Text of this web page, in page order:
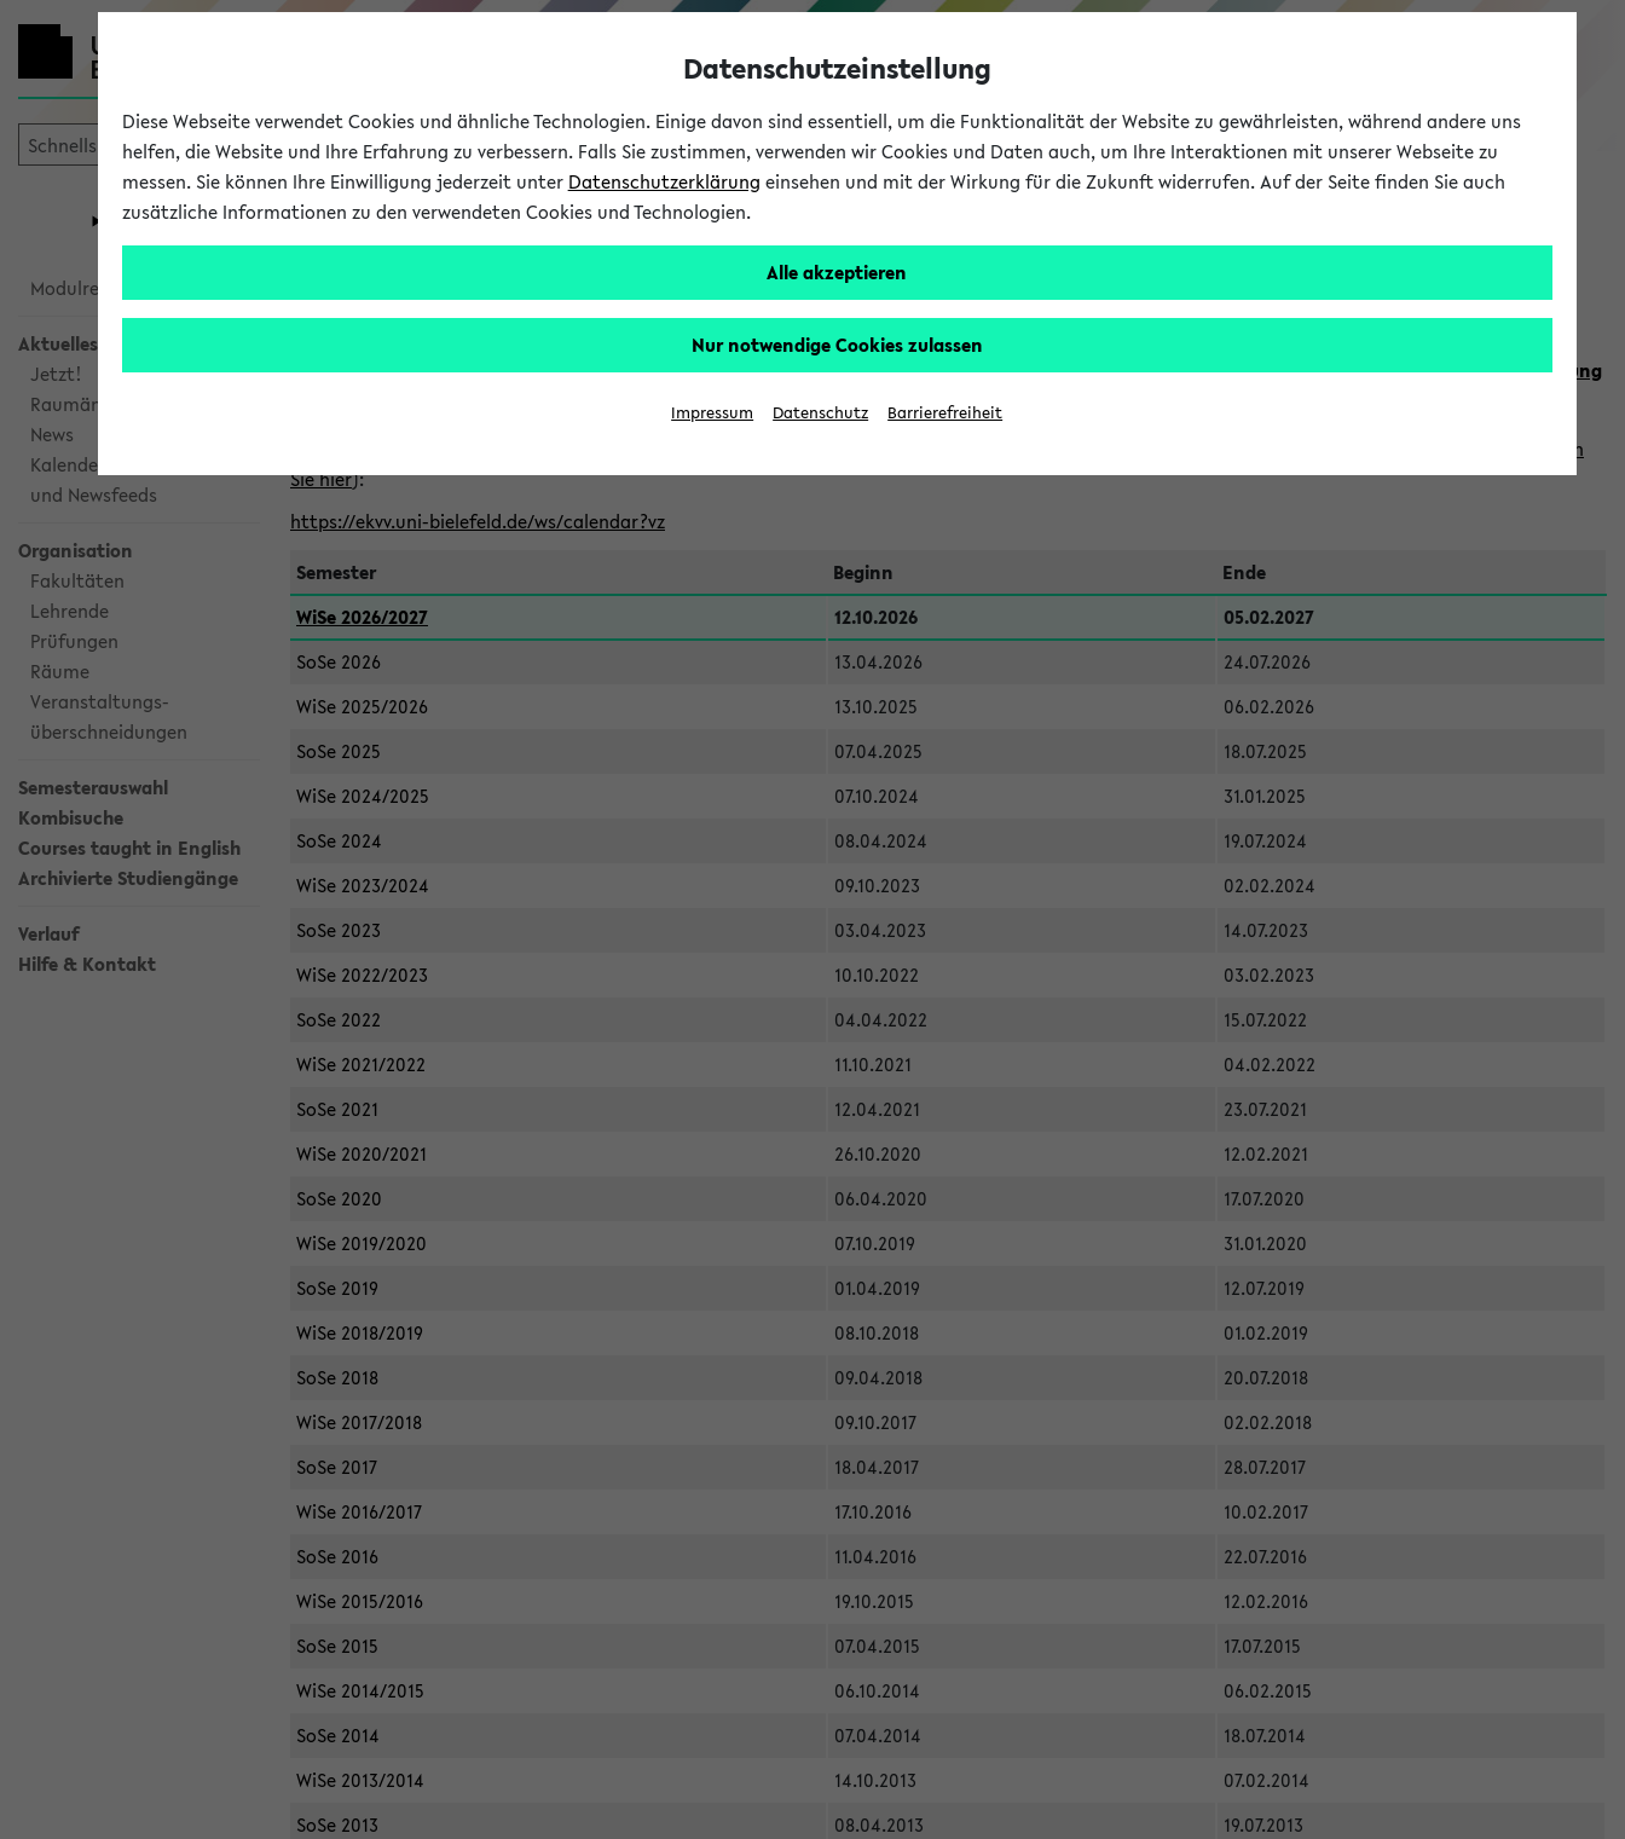
eKVV
Universität Forschung Studium
eKVV
Modulrecherche
Aktuelles
Jetzt!
Raumänderungen
News
Kalenderintegration
und Newsfeeds
Organisation
Fakultäten
Lehrende
Prüfungen
Räume
Veranstaltungs-
überschneidungen
Semesterauswahl
Kombisuche
Courses taught in English
Archivierte Studiengänge
Verlauf
Hilfe & Kontakt
Alle veröffentlichten Semester im eKVV
Klicken Sie auf das Semester, welches Sie für Ihre Sitzung auswählen möchten. Bitte beachten Sie auch die weiteren Termine imKalender der Lehrplanung
finden
Sie hier):
https://ekvv.uni-bielefeld.de/ws/calendar?vz
Semester
Beginn
Ende
WiSe 2026/2027
12.10.2026
05.02.2027
SoSe 2026
13.04.2026
24.07.2026
WiSe 2025/2026
13.10.2025
06.02.2026
SoSe 2025
07.04.2025
18.07.2025
WiSe 2024/2025
07.10.2024
31.01.2025
SoSe 2024
08.04.2024
19.07.2024
WiSe 2023/2024
09.10.2023
02.02.2024
SoSe 2023
03.04.2023
14.07.2023
WiSe 2022/2023
10.10.2022
03.02.2023
SoSe 2022
04.04.2022
15.07.2022
WiSe 2021/2022
11.10.2021
04.02.2022
SoSe 2021
12.04.2021
23.07.2021
WiSe 2020/2021
26.10.2020
12.02.2021
SoSe 2020
06.04.2020
17.07.2020
WiSe 2019/2020
07.10.2019
31.01.2020
SoSe 2019
01.04.2019
12.07.2019
WiSe 2018/2019
08.10.2018
01.02.2019
SoSe 2018
09.04.2018
20.07.2018
WiSe 2017/2018
09.10.2017
02.02.2018
SoSe 2017
18.04.2017
28.07.2017
WiSe 2016/2017
17.10.2016
10.02.2017
SoSe 2016
11.04.2016
22.07.2016
WiSe 2015/2016
19.10.2015
12.02.2016
SoSe 2015
07.04.2015
17.07.2015
WiSe 2014/2015
06.10.2014
06.02.2015
SoSe 2014
07.04.2014
18.07.2014
WiSe 2013/2014
14.10.2013
07.02.2014
SoSe 2013
08.04.2013
19.07.2013
Datenschutzeinstellung
Diese Webseite verwendet Cookies und ähnliche Technologien. Einige davon sind essentiell, um die Funktionalität der Website zu gewährleisten, während andere uns
helfen, die Website und Ihre Erfahrung zu verbessern. Falls Sie zustimmen, verwenden wir Cookies und Daten auch, um Ihre Interaktionen mit unserer Webseite zu
messen. Sie können Ihre Einwilligung jederzeit unter Datenschutzerklärung einsehen und mit der Wirkung für die Zukunft widerrufen. Auf der Seite finden Sie auch
zusätzliche Informationen zu den verwendeten Cookies und Technologien.
Alle akzeptieren
Nur notwendige Cookies zulassen
Impressum Datenschutz Barrierefreiheit